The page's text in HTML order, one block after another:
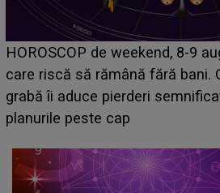
Emanuel a ținut ACEST
acum! În fața Alexandrei,
face o MĂRTURISIRE
sa: "I-am spus și ei în față, eu